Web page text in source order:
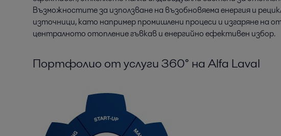
Възможностите за използване на възобновяема енергия и
източници, като например промишлени процеси и изгаряне на
централното отопление гъвкав и енергийно ефективен избор.
Портфолио от услуги 360° на Alfa Laval